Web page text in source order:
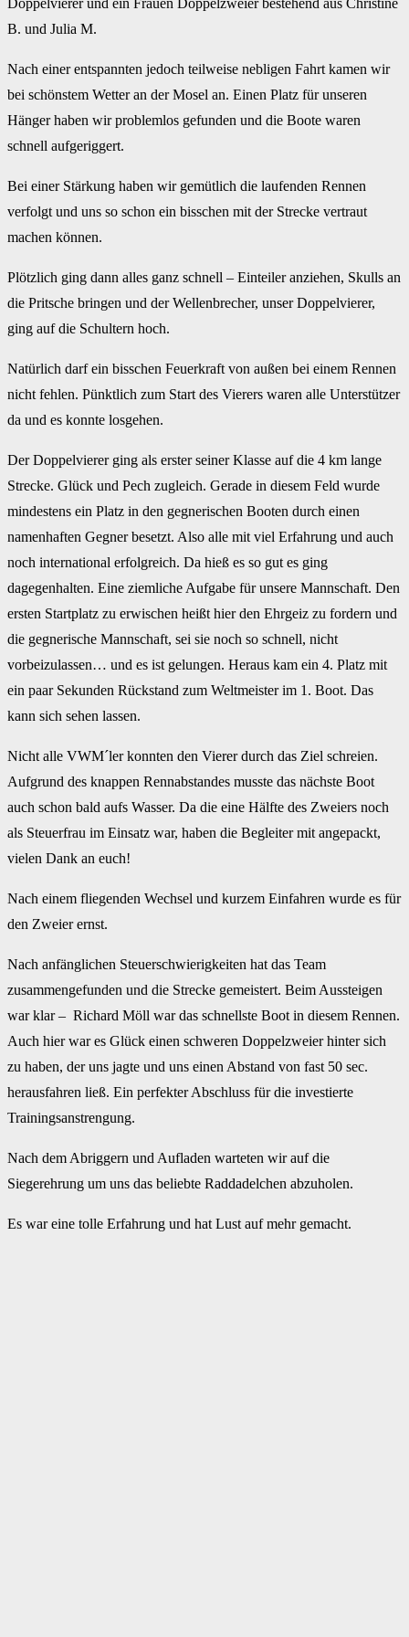
B. und Julia M.
Nach einer entspannten jedoch teilweise nebligen Fahrt kamen wir
bei schönstem Wetter an der Mosel an. Einen Platz für unseren
Hänger haben wir problemlos gefunden und die Boote waren
schnell aufgeriggert.
Bei einer Stärkung haben wir gemütlich die laufenden Rennen
verfolgt und uns so schon ein bisschen mit der Strecke vertraut
machen können.
Plötzlich ging dann alles ganz schnell – Einteiler anziehen, Skulls an
die Pritsche bringen und der Wellenbrecher, unser Doppelvierer,
ging auf die Schultern hoch.
Natürlich darf ein bisschen Feuerkraft von außen bei einem Rennen
nicht fehlen. Pünktlich zum Start des Vierers waren alle Unterstützer
da und es konnte losgehen.
Der Doppelvierer ging als erster seiner Klasse auf die 4 km lange
Strecke. Glück und Pech zugleich. Gerade in diesem Feld wurde
mindestens ein Platz in den gegnerischen Booten durch einen
namenhaften Gegner besetzt. Also alle mit viel Erfahrung und auch
noch international erfolgreich. Da hieß es so gut es ging
dagegenhalten. Eine ziemliche Aufgabe für unsere Mannschaft. Den
ersten Startplatz zu erwischen heißt hier den Ehrgeiz zu fordern und
die gegnerische Mannschaft, sei sie noch so schnell, nicht
vorbeizulassen… und es ist gelungen. Heraus kam ein 4. Platz mit
ein paar Sekunden Rückstand zum Weltmeister im 1. Boot. Das
kann sich sehen lassen.
Nicht alle VWM´ler konnten den Vierer durch das Ziel schreien.
Aufgrund des knappen Rennabstandes musste das nächste Boot
auch schon bald aufs Wasser. Da die eine Hälfte des Zweiers noch
als Steuerfrau im Einsatz war, haben die Begleiter mit angepackt,
vielen Dank an euch!
Nach einem fliegenden Wechsel und kurzem Einfahren wurde es für
den Zweier ernst.
Nach anfänglichen Steuerschwierigkeiten hat das Team
zusammengefunden und die Strecke gemeistert. Beim Aussteigen
war klar – Richard Möll war das schnellste Boot in diesem Rennen.
Auch hier war es Glück einen schweren Doppelzweier hinter sich
zu haben, der uns jagte und uns einen Abstand von fast 50 sec.
herausfahren ließ. Ein perfekter Abschluss für die investierte
Trainingsanstrengung.
Nach dem Abriggern und Aufladen warteten wir auf die
Siegerehrung um uns das beliebte Raddadelchen abzuholen.
Es war eine tolle Erfahrung und hat Lust auf mehr gemacht.